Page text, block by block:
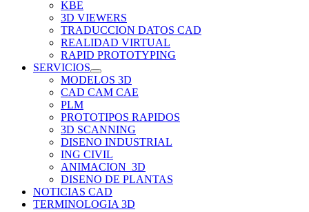
KBE
3D VIEWERS
TRADUCCION DATOS CAD
REALIDAD VIRTUAL
RAPID PROTOTYPING
SERVICIOS
MODELOS 3D
CAD CAM CAE
PLM
PROTOTIPOS RAPIDOS
3D SCANNING
DISENO INDUSTRIAL
ING CIVIL
ANIMACION_3D
DISENO DE PLANTAS
NOTICIAS CAD
TERMINOLOGIA 3D